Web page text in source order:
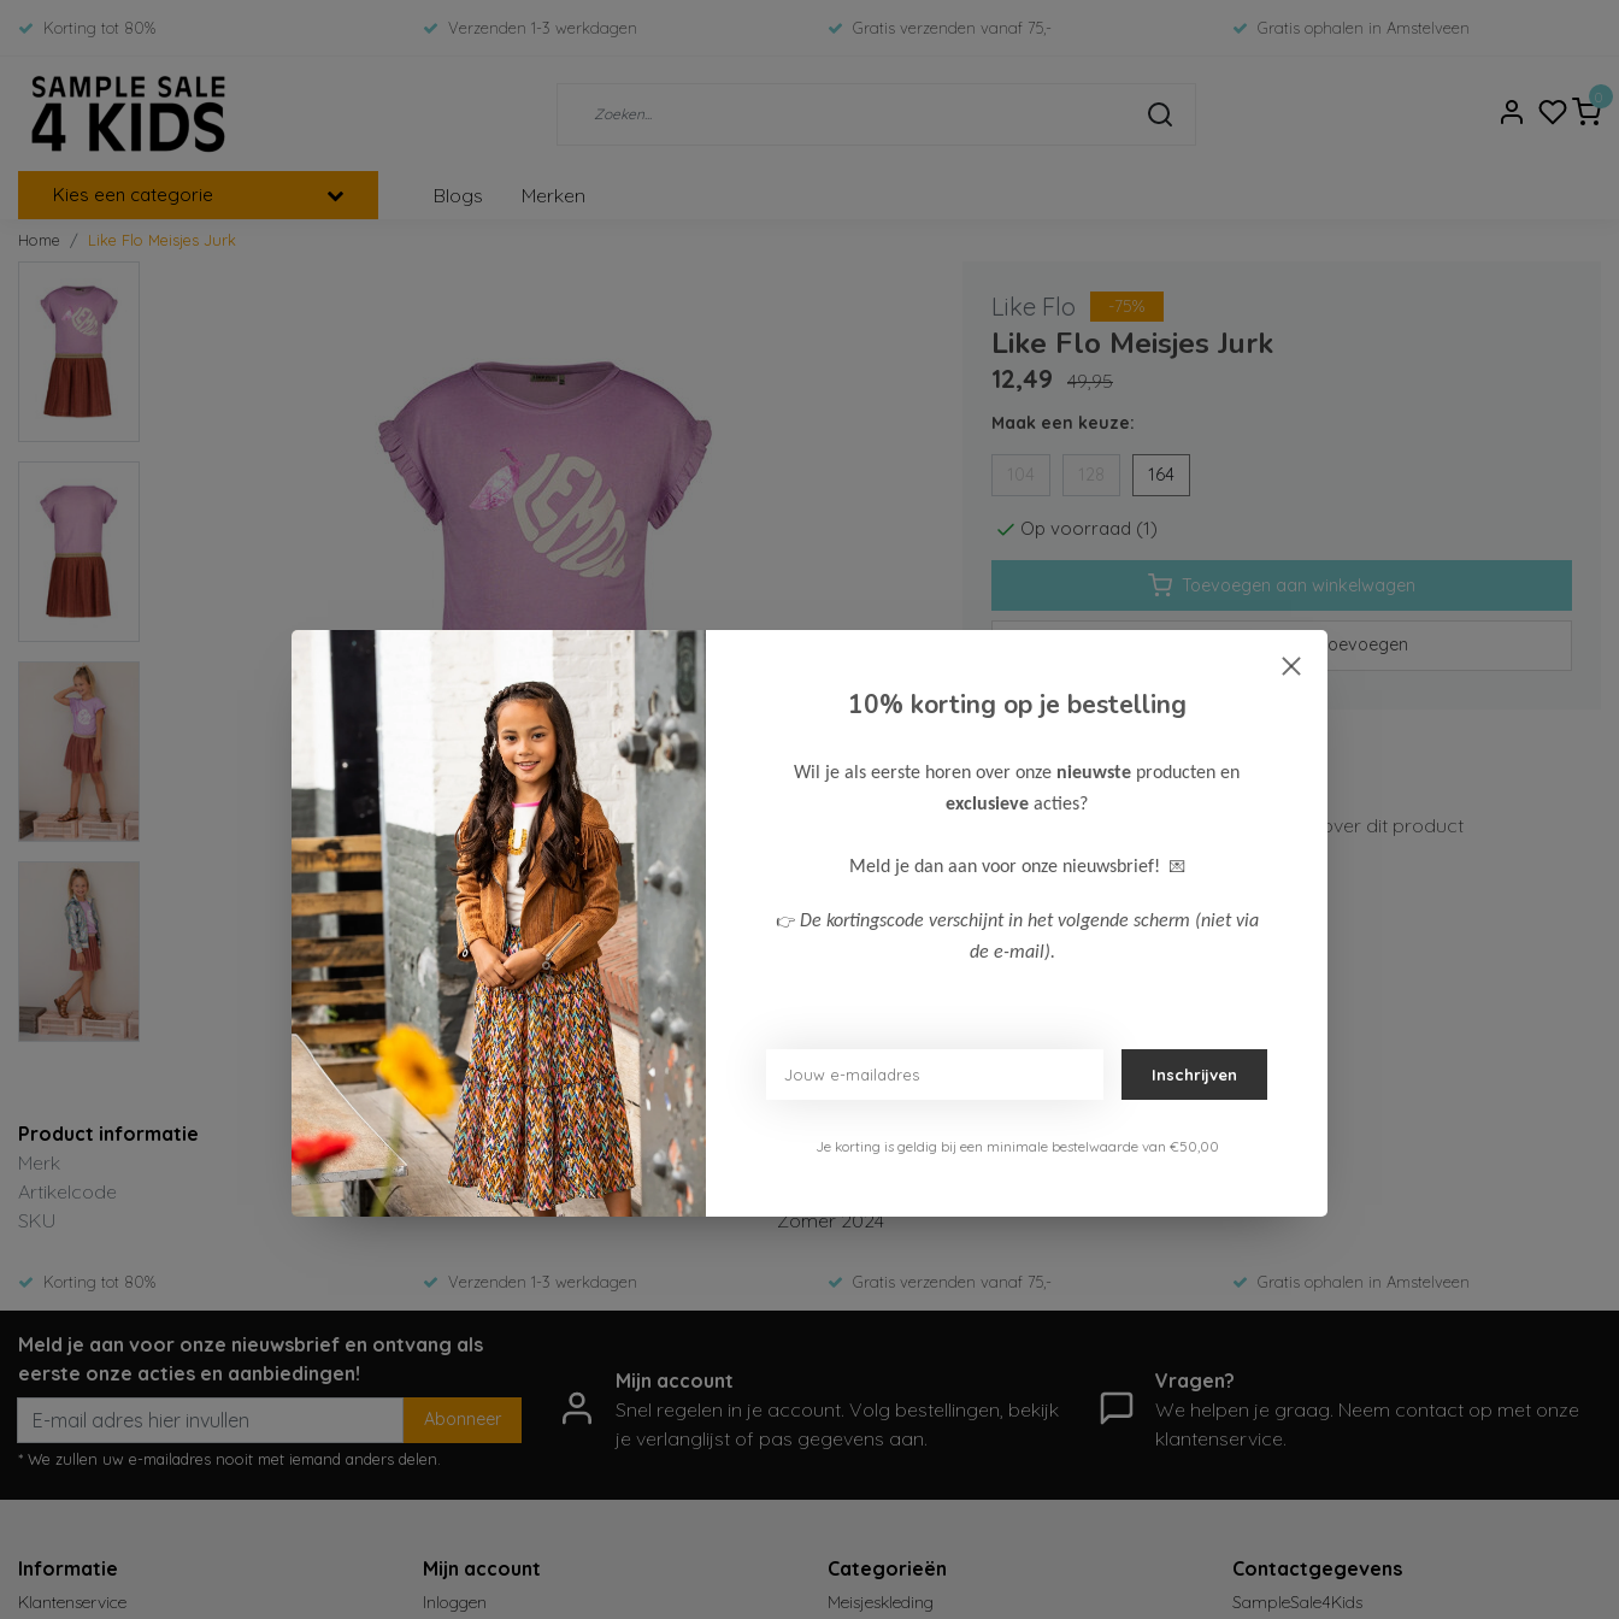
Korting tot 80% Verzenden 1-3 werkdagen Gratis verzenden vanaf 75,- Gratis ophalen in Amstelveen
0
Kies een categorie Blogs Merken
Home Like Flo Meisjes Jurk
Like Flo -75%
Like Flo Meisjes Jurk
12,49 49,95
Maak een keuze:
164
Op voorraad (1)
Toevoegen aan winkelwagen
Aan verlanglijst toevoegen
Verzenden 1-3 werkdagen
Neem contact op over dit product
Product informatie
Merk
Artikelcode
SKU
Zomer 2024
Korting tot 80% Verzenden 1-3 werkdagen Gratis verzenden vanaf 75,- Gratis ophalen in Amstelveen
Meld je aan voor onze nieuwsbrief en ontvang als
eerste onze acties en aanbiedingen!
Abonneer
* We zullen uw e-mailadres nooit met iemand anders delen.
Mijn account
Snel regelen in je account. Volg bestellingen, bekijk
je verlanglijst of pas gegevens aan.
Vragen?
We helpen je graag. Neem contact op met onze
klantenservice.
Informatie
Klantenservice
Mijn account
Inloggen
Categorieën
Meisjeskleding
Contactgegevens
SampleSale4Kids
10% korting op je bestelling
Wil je als eerste horen over onze nieuwste producten en
exclusieve acties?
Meld je dan aan voor onze nieuwsbrief! 💌
👉 De kortingscode verschijnt in het volgende scherm (niet via
de e-mail).
Inschrijven
Je korting is geldig bij een minimale bestelwaarde van €50,00